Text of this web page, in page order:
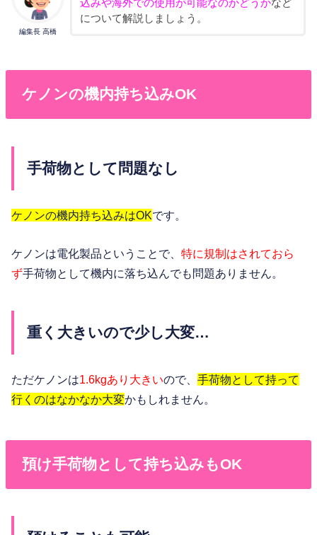
編集長 高橋
込みや海外での使用が可能なのかどうかなど
について解説しましょう。
ケノンの機内持ち込みOK
手荷物として問題なし
ケノンの機内持ち込みはOKです。
ケノンは電化製品ということで、特に規制はされておら
ず手荷物として機内に落ち込んでも問題ありません。
重く大きいので少し大変…
ただケノンは1.6kgあり大きいので、手荷物として持って
行くのはなかなか大変かもしれません。
預け手荷物として持ち込みもOK